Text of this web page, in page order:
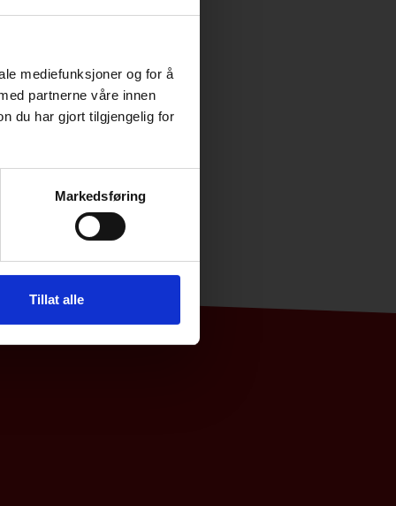
mediefunksjoner og for å
partnerne våre innen
du har gjort tilgjengelig for
Markedsføring
Tillat alle